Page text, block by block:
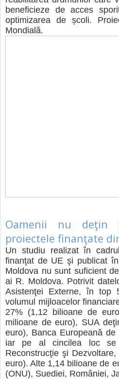
beneficieze de acces
optimizarea de școli.
Mondială.
Sursa:
Oamenii nu deţin
proiectele finanţate
Un studiu realizat în
finanţat de UE şi publicat
Moldova nu sunt suficient
ai R. Moldova. Potrivit
Asistenţei Externe, în top
volumul mijloacelor
27% (1,12 bilioane de
milioane de euro), SUA
euro), Banca Europeană
iar pe al cincilea loc se
Reconstrucţie şi
euro). Alte 1,14 bilioane de
(ONU), Suediei, României,